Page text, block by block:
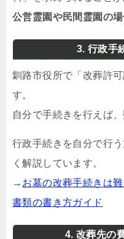
公営霊園や民間霊園の
3. 行政手
釧路市役所で「改葬許
す。
自分で手続きを行えば
行政手続きを自分で行
く解説しています。
→ お墓の改葬手続きは
書類の書き方ガイド
4. 改葬先の